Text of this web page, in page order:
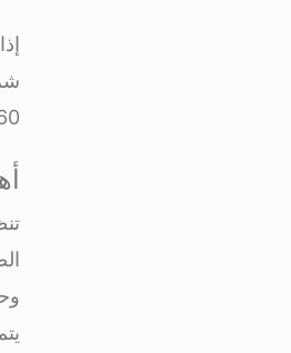
560 4484 2 971+ اليوم للحصول